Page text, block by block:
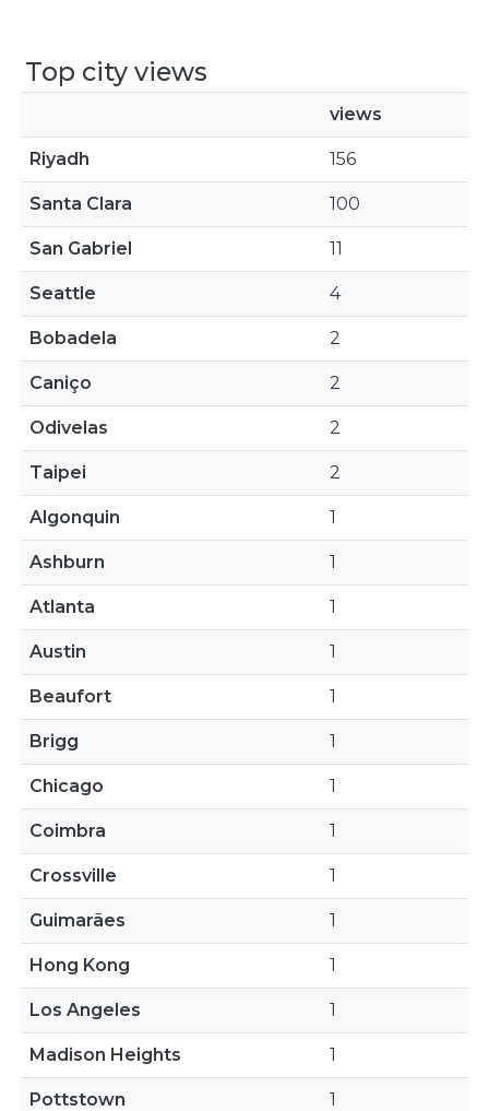
Top city views
views
Riyadh 156
Santa Clara 100
San Gabriel 11
Seattle 4
Bobadela 2
Caniço 2
Odivelas 2
Taipei 2
Algonquin 1
Ashburn 1
Atlanta 1
Austin 1
Beaufort 1
Brigg 1
Chicago 1
Coimbra 1
Crossville 1
Guimarães 1
Hong Kong 1
Los Angeles 1
Madison Heights 1
Pottstown 1